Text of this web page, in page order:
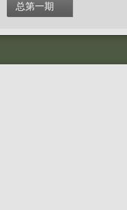
总第一期